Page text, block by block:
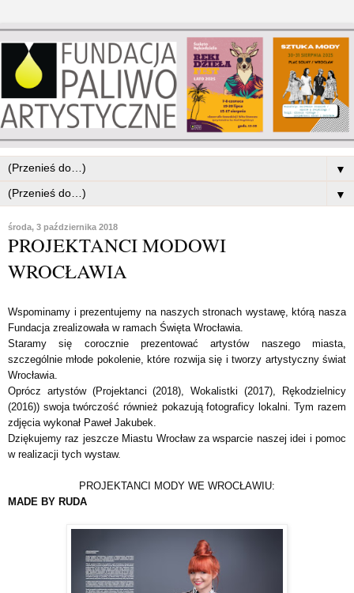
▼
▼
środa, 3 października 2018
PROJEKTANCI MODOWI
WROCŁAWIA
Wspominamy i prezentujemy na naszych stronach wystawę, którą nasza
Fundacja zrealizowała w ramach Święta Wrocławia.
Staramy się corocznie prezentować artystów naszego miasta,
szczególnie młode pokolenie, które rozwija się i tworzy artystyczny świat
Wrocławia.
Oprócz artystów (Projektanci (2018), Wokalistki (2017), Rękodzielnicy
(2016)) swoja twórczość również pokazują fotograficy lokalni. Tym razem
zdjęcia wykonał Paweł Jakubek.
Dziękujemy raz jeszcze Miastu Wrocław za wsparcie naszej idei i pomoc
w realizacji tych wystaw.
PROJEKTANCI MODY WE WROCŁAWIU:
MADE BY RUDA